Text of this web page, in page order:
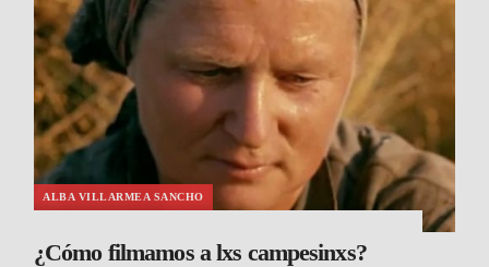
ALBA VILLARMEA SANCHO
¿Cómo filmamos a lxs campesinxs?